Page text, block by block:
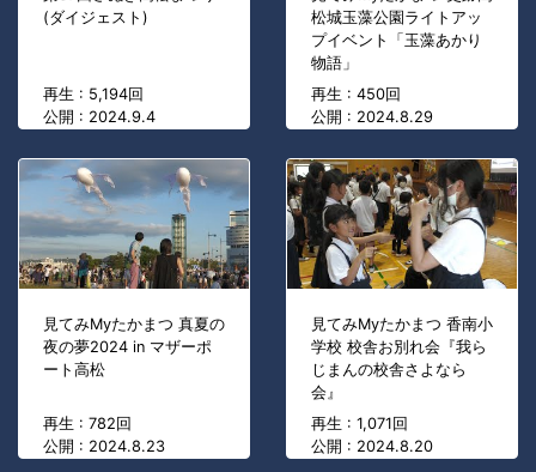
(ダイジェスト)
再生 : 5,194回
公開 : 2024.9.4
松城玉藻公園ライトアッ
プイベント「玉藻あかり
物語」
再生 : 450回
公開 : 2024.8.29
見てみMyたかまつ 真夏の
夜の夢2024 in マザーポ
ート高松
再生 : 782回
公開 : 2024.8.23
見てみMyたかまつ 香南小
学校 校舎お別れ会『我ら
じまんの校舎さよなら
会』
再生 : 1,071回
公開 : 2024.8.20